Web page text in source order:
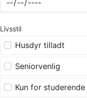
Livsstil
Husdyr tilladt
Seniorvenlig
Kun for studerende